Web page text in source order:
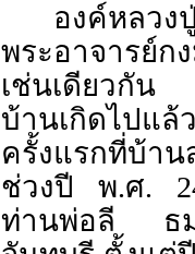
องค์หลวง
พระอาจารย์
เช่นเดียวกัน
บ้านเกิดไปแ
ครั้งแรกที่บ้า
ช่วงปี พ.ศ.
ท่านพ่อลี ธมฺ